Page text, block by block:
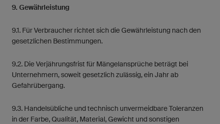
9. Gewährleistung
9.1. Für Verbraucher richtet sich die Gewährleistung nach den
gesetzlichen Bestimmungen.
9.2. Die Verjährungsfrist für Mängelansprüche beträgt bei
Unternehmern, soweit gesetzlich zulässig, ein Jahr ab
Gefahrübergang.
9.3. Handelsübliche und technisch unvermeidbare Toleranzen
in der Farbe, Qualität, Material, Gewicht und sonstigen